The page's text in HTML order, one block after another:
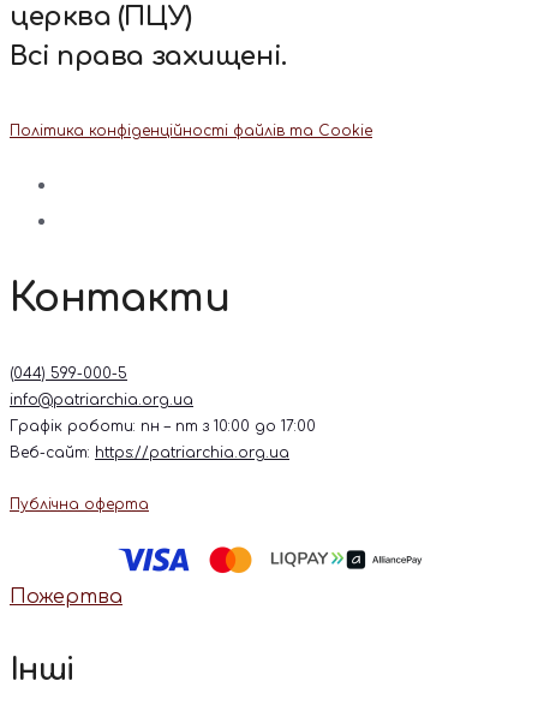
церква (ПЦУ)
Всі права захищені.
Політика конфіденційності файлів та Cookie
Контакти
(044) 599-000-5
info@patriarchia.org.ua
Графік роботи: пн – пт з 10:00 до 17:00
Веб-сайт: https://patriarchia.org.ua
Публічна оферта
Пожертва
Інші